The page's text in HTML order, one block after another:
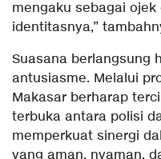
mengaku sebagai
identitasnya,”
Suasana berlangsung
antusiasme. Melalui
Makasar berharap
terbuka antara polisi
memperkuat sinergi
yang aman, nyaman,